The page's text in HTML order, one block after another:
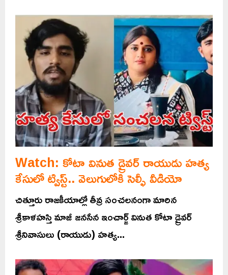
Watch: కోటా వినుత డ్రైవర్ రాయుడు హత్య
కేసులో ట్విస్ట్.. వెలుగులోకి సెల్ఫీ వీడియో
చిత్తూరు రాజకీయాల్లో తీవ్ర సంచలనంగా మారిన
శ్రీకాళహస్తి మాజీ జనసేన ఇంచార్జ్ వినుత కోటా డ్రైవర్
శ్రీనివాసులు (రాయుడు) హత్య...